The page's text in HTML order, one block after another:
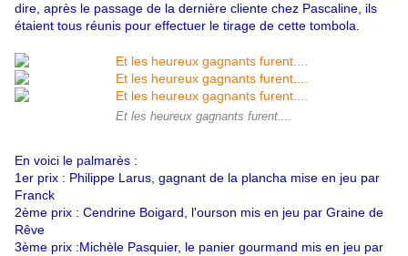
dire, après le passage de la dernière cliente chez Pascaline, ils
étaient tous réunis pour effectuer le tirage de cette tombola.
Et les heureux gagnants furent....
En voici le palmarès :
1er prix : Philippe Larus, gagnant de la plancha mise en jeu par
Franck
2ème prix : Cendrine Boigard, l'ourson mis en jeu par Graine de
Rêve
3ème prix :Michèle Pasquier, le panier gourmand mis en jeu par